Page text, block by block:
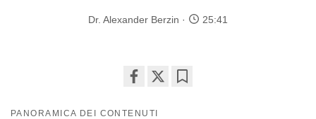
Dr. Alexander Berzin 25:41
on
PANORAMICA DEI CONTENUTI